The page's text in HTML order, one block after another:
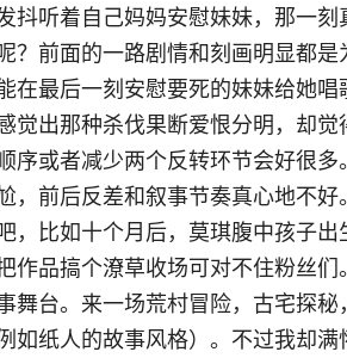
听着自己妈妈安慰妹妹，那一刻
？前面的一路剧情和刻画明显都是
在最后一刻安慰要死的妹妹给她唱
觉出那种杀伐果断爱恨分明，却觉
序或者减少两个反转环节会好很多
，前后反差和叙事节奏真心地不好
，比如十个月后，莫琪腹中孩子出
作品搞个潦草收场可对不住粉丝们
台。来一场荒村冒险，古宅探秘
如纸人的故事风格）。不过我却满